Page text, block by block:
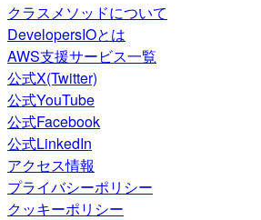
クラスメソッドについて
DevelopersIOとは
AWS支援サービス一覧
公式X(Twitter)
公式YouTube
公式Facebook
公式LinkedIn
アクセス情報
プライバシーポリシー
クッキーポリシー